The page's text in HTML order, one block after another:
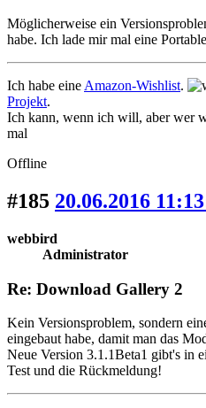
Möglicherweise ein
habe. Ich lade mir mal eine
Ich habe eine Amazon-Wishlist.
Projekt.
Ich kann, wenn ich will, aber wer
mal
Offline
#185 20.06.2016
webbird
Administrator
Re: Download Gallery 2
Kein Versionsproblem, sondern
eingebaut habe, damit man das
Neue Version 3.1.1Beta1 gibt's in
Test und die Rückmeldung!